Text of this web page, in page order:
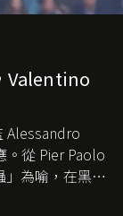
Valentino
Alessandro
。從 Pier Paolo
為喻，在黑暗